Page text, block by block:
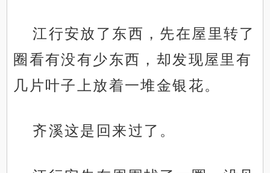
江行安放了东西，先在屋里转了
圈看有没有少东西，却发现屋里有
几片叶子上放着一堆金银花。
齐溪这是回来过了。